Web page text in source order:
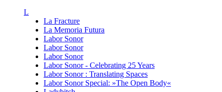
L
La Fracture
La Memoria Futura
Labor Sonor
Labor Sonor
Labor Sonor
Labor Sonor - Celebrating 25 Years
Labor Sonor : Translating Spaces
Labor Sonor Special: »The Open Body«